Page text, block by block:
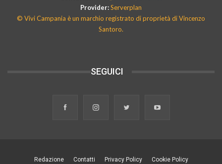
Provider:Serverplan
© Vivi Campania è un marchio registrato di proprietà di Vincenzo
Santoro.
SEGUICI
Redazione Contatti Privacy Policy Cookie Policy